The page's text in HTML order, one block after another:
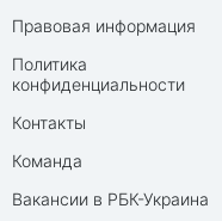
Правовая информация
Политика
конфиденциальности
Контакты
Команда
Вакансии в РБК-Украина